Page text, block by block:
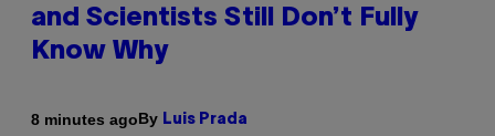
and Scientists Still Don’t Fully
Know Why
8 minutes agoBy Luis Prada